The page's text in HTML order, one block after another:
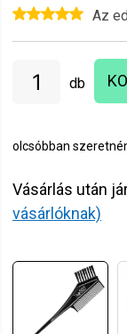
Az
db
olcsóbban
Vásárlás után
vásárlóknak)